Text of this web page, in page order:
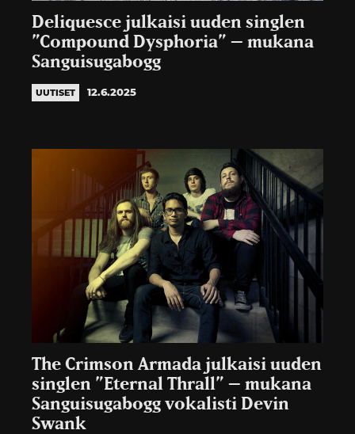
Deliquesce julkaisi uuden singlen
”Compound Dysphoria” – mukana
Sanguisugabogg
UUTISET 12.6.2025
The Crimson Armada julkaisi uuden
singlen ”Eternal Thrall” – mukana
Sanguisugabogg vokalisti Devin
Swank